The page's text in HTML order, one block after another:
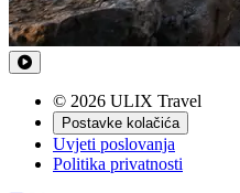
© 2026 ULIX Travel
Postavke kolačića
Uvjeti poslovanja
Politika privatnosti